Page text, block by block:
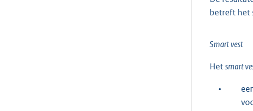
betreft het
Smart vest
Hetsmart
•